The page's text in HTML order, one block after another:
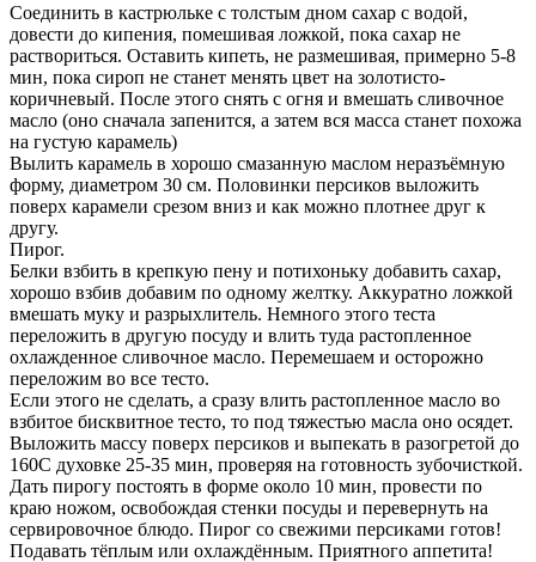
Соединить в кастрюльке с толстым дном сахар с водой,
довести до кипения, помешивая ложкой, пока сахар не
раствориться. Оставить кипеть, не размешивая, примерно 5-8
мин, пока сироп не станет менять цвет на золотисто-
коричневый. После этого снять с огня и вмешать сливочное
масло (оно сначала запенится, а затем вся масса станет похожа
на густую карамель)
Вылить карамель в хорошо смазанную маслом неразъёмную
форму, диаметром 30 см. Половинки персиков выложить
поверх карамели срезом вниз и как можно плотнее друг к
другу.
Пирог.
Белки взбить в крепкую пену и потихоньку добавить сахар,
хорошо взбив добавим по одному желтку. Аккуратно ложкой
вмешать муку и разрыхлитель. Немного этого теста
переложить в другую посуду и влить туда растопленное
охлажденное сливочное масло. Перемешаем и осторожно
переложим во все тесто.
Если этого не сделать, а сразу влить растопленное масло во
взбитое бисквитное тесто, то под тяжестью масла оно осядет.
Выложить массу поверх персиков и выпекать в разогретой до
160С духовке 25-35 мин, проверяя на готовность зубочисткой.
Дать пирогу постоять в форме около 10 мин, провести по
краю ножом, освобождая стенки посуды и перевернуть на
сервировочное блюдо. Пирог со свежими персиками готов!
Подавать тёплым или охлаждённым. Приятного аппетита!